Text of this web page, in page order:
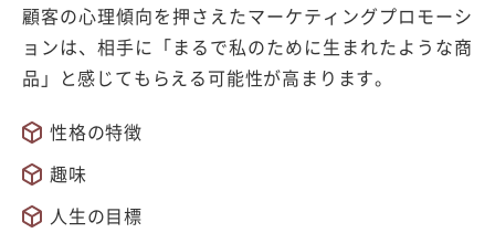
顧客の心理傾向を押さえたマーケティングプロモーシ
ョンは、相手に「まるで私のために生まれたような商
品」と感じてもらえる可能性が高まります。
性格の特徴
趣味
人生の目標